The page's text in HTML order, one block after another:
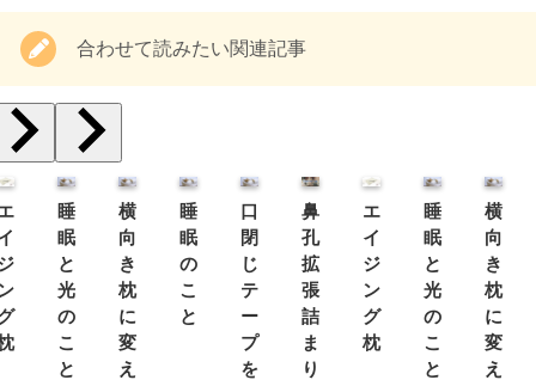
合わせて読みたい関連記事
睡
眠
と
光
の
こ
と
横
向
き
枕
に
変
え
睡
眠
の
こ
と
口
閉
じ
テ
ー
プ
を
鼻
孔
拡
張
詰
ま
り
エ
イ
ジ
ン
グ
枕
睡
眠
と
光
の
こ
と
横
向
き
枕
に
変
え